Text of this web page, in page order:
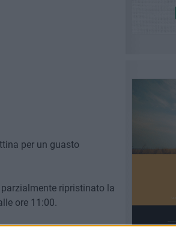
per un guasto
ripristinato la
ore 11:00.